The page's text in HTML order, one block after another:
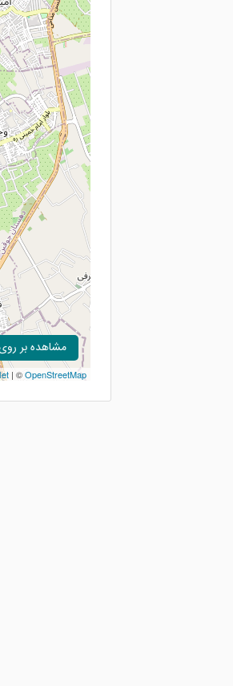
| ©OpenStreetMap
مشاهده بر